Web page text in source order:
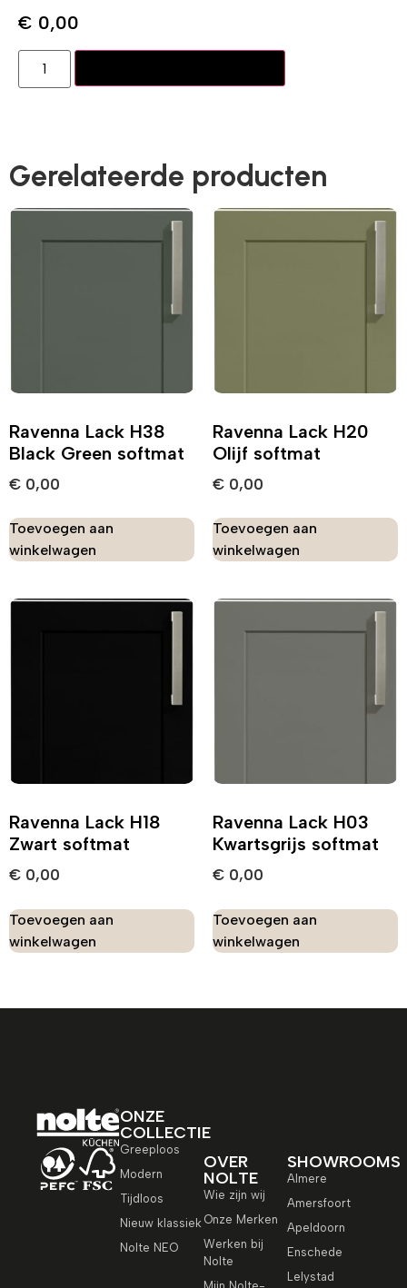
€ 0,00
Gerelateerde producten
Ravenna Lack H38
Black Green softmat
€ 0,00
Toevoegen aan
winkelwagen
Ravenna Lack H20
Olijf softmat
€ 0,00
Toevoegen aan
winkelwagen
Ravenna Lack H18
Zwart softmat
€ 0,00
Toevoegen aan
winkelwagen
Ravenna Lack H03
Kwartsgrijs softmat
€ 0,00
Toevoegen aan
winkelwagen
ONZE
COLLECTIE
Greeploos
Modern
Tijdloos
Nieuw klassiek
Nolte NEO
OVER
NOLTE
Wie zijn wij
Onze Merken
Werken bij
Nolte
SHOWROOMS
Almere
Amersfoort
Apeldoorn
Enschede
Lelystad